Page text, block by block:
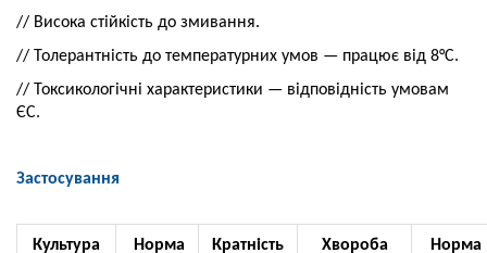
// Висока стійкість до змивання.
// Толерантність до температурних умов — працює від 8°С.
// Токсикологічні характеристики — відповідність умовам
ЄС.
Застосування
Культура
Норма
Кратність Хвороба
Норма